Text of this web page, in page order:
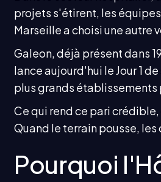
projets s'étirent, les
Marseille a choisi une autre
Galeon, déjà présent dans
lance aujourd'hui le Jour 1
plus grands établissements
Ce qui rend ce pari
Quand le terrain pousse,
Pourquoi